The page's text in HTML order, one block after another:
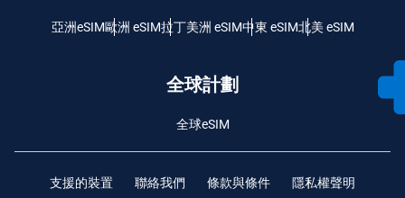
亞洲eSIM歐洲 eSIM拉丁美洲 eSIM中東 eSIM北美 eSIM
全球計劃
全球eSIM
支援的裝置 聯絡我們 條款與條件 隱私權聲明